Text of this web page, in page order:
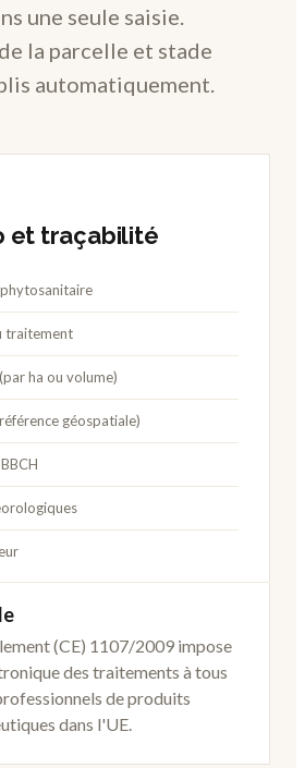
une seule saisie.
la parcelle et stade
automatiquement.
et traçabilité
traitement
ha ou volume)
géospatiale)
(CE) 1107/2009 impose
des traitements à tous
de produits
dans l'UE.